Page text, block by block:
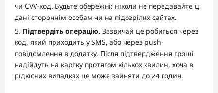
чи CVV-код. Будьте обережні: ніколи не передавайте ці
дані стороннім особам чи на підозрілих сайтах.
Підтвердіть операцію. Зазвичай це робиться через
код, який приходить у SMS, або через push-
повідомлення в додатку. Після підтвердження гроші
надійдуть на картку протягом кількох хвилин, хоча в
рідкісних випадках це може зайняти до 24 годин.